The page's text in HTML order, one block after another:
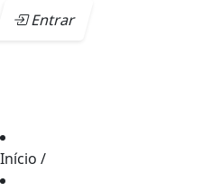
Entrar
Início /